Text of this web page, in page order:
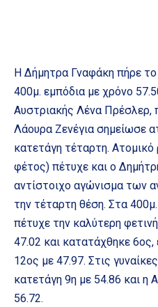
Η Δήμητρα Γναφάκη πήρε
400μ. εμπόδια με χρόνο
Αυστριακής Λένα Πρέσλερ,
Λάουρα Ζενέγια σημείωσε
κατετάγη τέταρτη. Ατομικό
φέτος) πέτυχε και ο
αντίστοιχο αγώνισμα των
την τέταρτη θέση. Στα
πέτυχε την καλύτερη
47.02 και κατατάχθηκε 6ος,
12ος με 47.97. Στις
κατετάγη 9η με 54.86 και η
56.72.